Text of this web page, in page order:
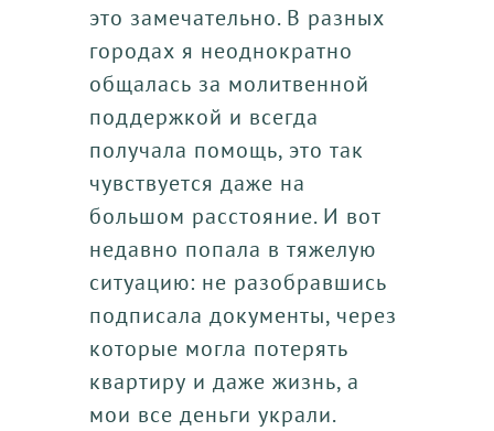
это замечательно. В разных
городах я неоднократно
общалась за молитвенной
поддержкой и всегда
получала помощь, это так
чувствуется даже на
большом расстояние. И вот
недавно попала в тяжелую
ситуацию: не разобравшись
подписала документы, через
которые могла потерять
квартиру и даже жизнь, а
мои все деньги украли.